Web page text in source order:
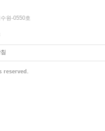
원-0550호
reserved.